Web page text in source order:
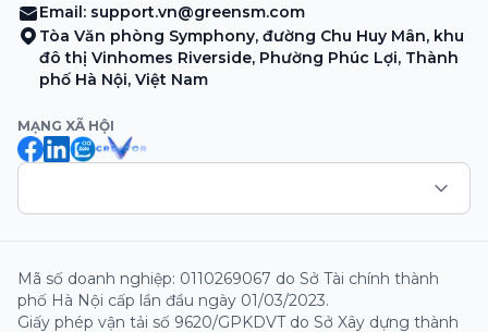
Email: support.vn@greensm.com
Tòa Văn phòng Symphony, đường Chu Huy Mân, khu
đô thị Vinhomes Riverside, Phường Phúc Lợi, Thành
phố Hà Nội, Việt Nam
MẠNG XÃ HỘI
Mã số doanh nghiệp: 0110269067 do Sở Tài chính thành
phố Hà Nội cấp lần đầu ngày 01/03/2023.
Giấy phép vận tải số 9620/GPKDVT do Sở Xây dựng thành